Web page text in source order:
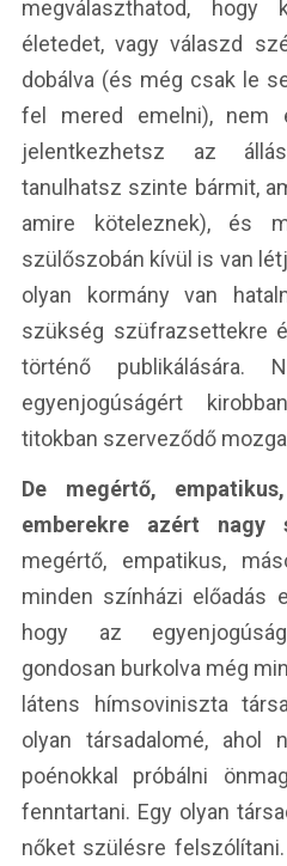
megválaszthatod,
életedet, vagy válaszd
dobálva (és még csak le
fel mered emelni), nem
jelentkezhetsz az
tanulhatsz szinte bármit,
amire köteleznek), és
szülőszobán kívül is van
olyan kormány van
szükség szüfrazsettekre
történő publikálására.
egyenjogúságért
titokban szerveződő
De megértő,
emberekre azért nagy
megértő, empatikus,
minden színházi előadás
hogy az egyenjogúság
gondosan burkolva még
látens hímsoviniszta
olyan társadalomé, ahol
poénokkal próbálni
fenntartani. Egy olyan
nőket szülésre